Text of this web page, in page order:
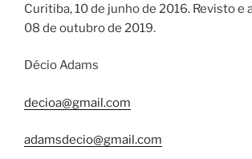
Curitiba, 10 de junho de 2016. Revisto e
08 de outubro de 2019.
Décio Adams
decioa@gmail.com
adamsdecio@gmail.com